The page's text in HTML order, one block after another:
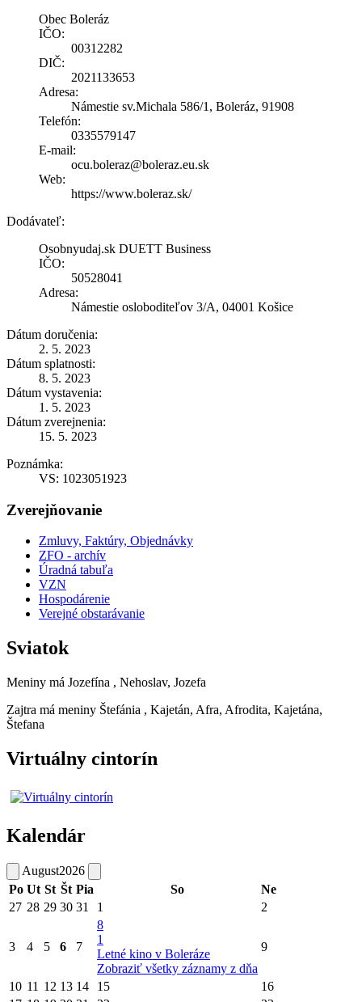
Obec Boleráz
IČO:
00312282
DIČ:
2021133653
Adresa:
Námestie sv.Michala 586/1, Boleráz, 91908
Telefón:
0335579147
E-mail:
ocu.boleraz@boleraz.eu.sk
Web:
https://www.boleraz.sk/
Dodávateľ:
Osobnyudaj.sk DUETT Business
IČO:
50528041
Adresa:
Námestie osloboditeľov 3/A, 04001 Košice
Dátum doručenia:
2. 5. 2023
Dátum splatnosti:
8. 5. 2023
Dátum vystavenia:
1. 5. 2023
Dátum zverejnenia:
15. 5. 2023
Poznámka:
VS: 1023051923
Zverejňovanie
Zmluvy, Faktúry, Objednávky
ZFO - archív
Úradná tabuľa
VZN
Hospodárenie
Verejné obstarávanie
Sviatok
Meniny má Jozefína , Nehoslav, Jozefa
Zajtra má meniny Štefánia , Kajetán, Afra, Afrodita, Kajetána,
Štefana
Virtuálny cintorín
Kalendár
August2026
Po Ut St Št Pia So
Ne
27 28 29 30 31 1 2
3 4 5 6 7
8
1
Letné kino v Boleráze
Zobraziť všetky záznamy z dňa
9
10 11 12 13 14 15
16